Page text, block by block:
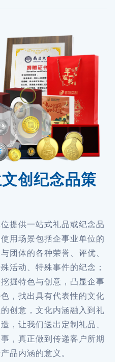
创纪念品策
提供一站式礼品或纪念品
用场景包括企事业单位的
团体的各种荣誉、评优、
活动、特殊事件的纪念；
掘特色与创意，凸显企事
，找出具有代表性的文化
创意，文化内涵融入到礼
，让我们送出定制礼品、
，真正做到传递客户所期
品内涵的意义。